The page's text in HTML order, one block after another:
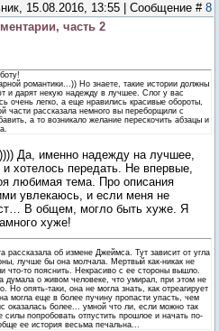
15.08.2016, 13:55 | Сообщение # 8
часть 2
романтики...)) Но знаете, такие истории должны
и дарят некую надежду в лучшее. Слог у вас
очень легко, а еще нравились красивые обороты,
части рассказала немного вы переборщили с
а то возникало желание перескочить абзацы и
Да, именно надежду на лучшее,
и хотелось передать. Не впервые,
любимая тема. Про описания
увлекаюсь, и если меня не
В общем, могло быть хуже. Я
хуже!
рассказала об измене Джеймса. Тут зависит от угла
лучше бы она молчала. Мертвый как-никак не
что-то пояснить. Некрасиво с ее стороны вышло.
думала о живом человеке, что умирал, при этом не
Но опять-таки, она не могла знать, как отреагирует
могла еще в более пучину пропасти упасть, чем
оказалась более... умной что ли, если можно так
силы попробовать отпустить прошлое и начать по-
ее история весьма печальна...